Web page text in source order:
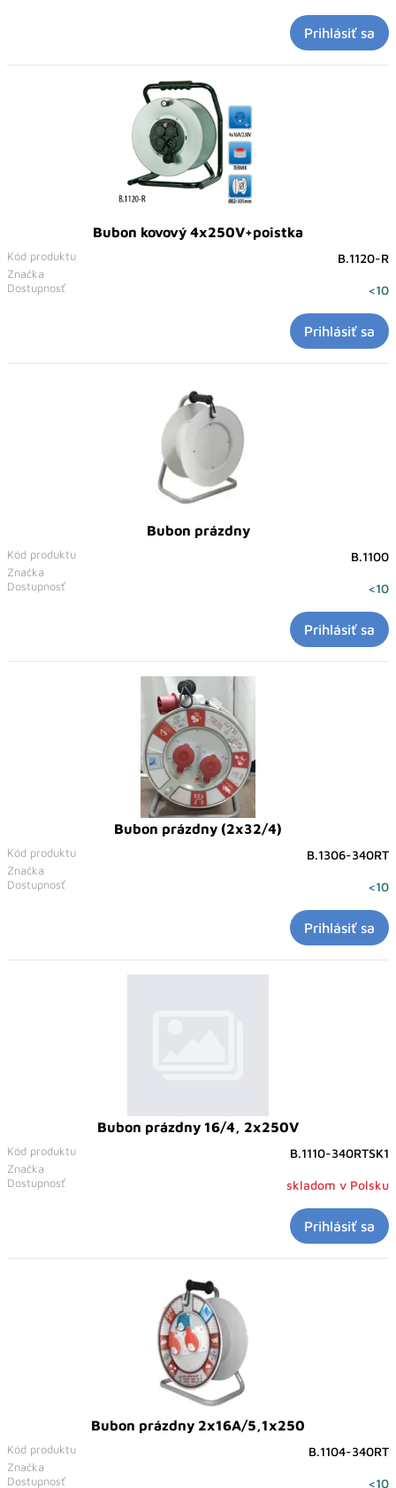
Prihlásiť sa
Bubon kovový 4x250V+poistka
Značka
Kód produktu B.1120-R
Dostupnosť <10
Prihlásiť sa
Bubon prázdny
Značka
Kód produktu B.1100
Dostupnosť <10
Prihlásiť sa
Bubon prázdny (2x32/4)
Značka
Kód produktu B.1306-340RT
Dostupnosť <10
Prihlásiť sa
Bubon prázdny 16/4, 2x250V
Značka
Kód produktu B.1110-340RTSK1
Dostupnosť skladom v Polsku
Prihlásiť sa
Bubon prázdny 2x16A/5,1x250
Značka
Kód produktu B.1104-340RT
Dostupnosť <10